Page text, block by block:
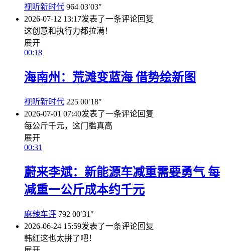
视听新时代 964 03′03″
2026-07-12 13:17发表了一条评论回复
这创意和执行力都拉满！
展开
00:18
海南州：荒滩变蓝海 借势绘新图
视听新时代 225 00′18″
2026-07-01 07:40发表了一条评论回复
每公斤千元，这门槛真高
展开
00:31
蔚来李斌：新能源车减重需要勇气 每
减重一公斤成本约千元
麻辣车评 792 00′31″
2026-06-24 15:59发表了一条评论回复
韩红这也太拼了吧！